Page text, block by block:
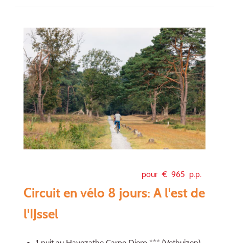
pour € 965 p.p.
Circuit en vélo 8 jours: A l'est de
l'IJssel